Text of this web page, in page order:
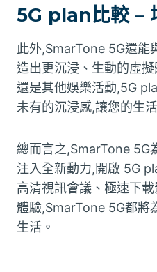
5G plan比較 –
此外,SmarTone 5G還能
造出更沉浸、生動的虛
還是其他娛樂活動,5G
未有的沉浸感,讓您的生
總而言之,SmarTone 5G
注入全新動力,開啟 5G
高清視訊會議、極速下
體驗,SmarTone 5G都將
生活。